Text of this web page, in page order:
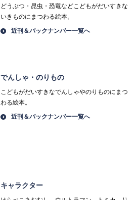
どうぶつ・昆虫・恐竜などこどもがだいすきな
いきものにまつわる絵本。
近刊＆バックナンバー一覧へ
でんしゃ・のりもの
こどもがだいすきなでんしゃやのりものにまつ
わる絵本。
近刊＆バックナンバー一覧へ
キャラクター